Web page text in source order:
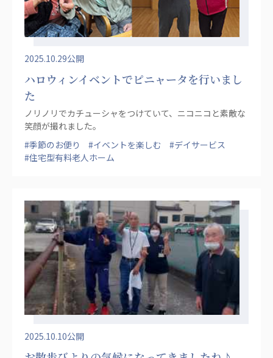
株式会社エネクト 株式会社 G.com R＆M
海外
海外グループ会社
美迪克（上海）商务咨询有限公司
共生（大連）商務諮詢有限公司
Angkor-Japan Friendship International
Hospital
クヴィアン小学校・カンボジア日本友好共生クヴ
ィアン中学校
G-COM JOINT STOCK COMPANY
海外子会社・合弁会社
瀋陽長者会
上海介護施設
広州谷豊園
2025.10.29公開
ハロウィンイベントでピニャータを行いまし
た
ノリノリでカチューシャをつけていて、ニコニコと素敵な
笑顔が撮れました。
#季節のお便り
#イベントを楽しむ
#デイサービス
#住宅型有料老人ホーム
2025.10.10公開